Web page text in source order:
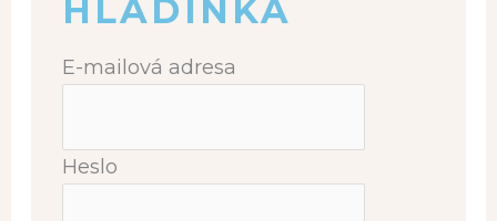
HLADINKA
E-mailová adresa
Heslo